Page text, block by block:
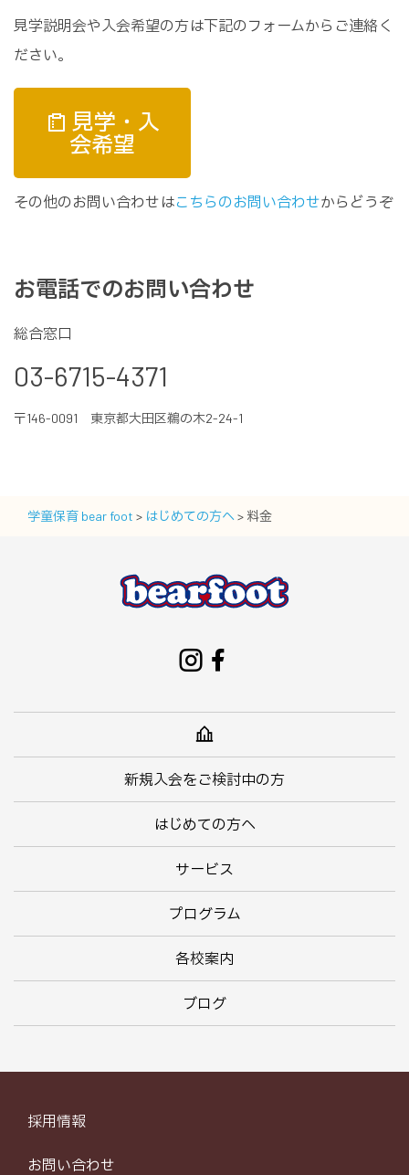
見学説明会や入会希望の方は下記のフォームからご連絡く
ださい。
見学・入
会希望
その他のお問い合わせはこちらのお問い合わせからどうぞ
お電話でのお問い合わせ
総合窓口
03-6715-4371
〒146-0091 東京都大田区鵜の木2-24-1
学童保育 bear foot > はじめての方へ> 料金
新規入会をご検討中の方
はじめての方へ
サービス
プログラム
各校案内
ブログ
採用情報
お問い合わせ